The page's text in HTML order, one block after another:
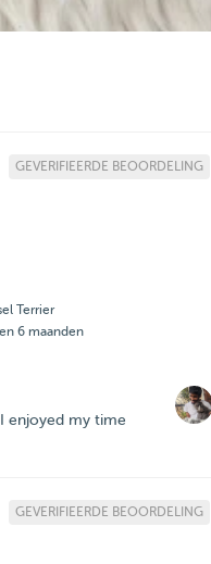
GEVERIFIEERDE BEOORDELING
Terrier
6 maanden
enjoyed my time
GEVERIFIEERDE BEOORDELING